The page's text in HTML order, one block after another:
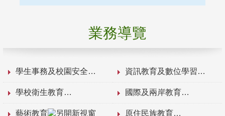
業務導覽
學生事務及校園安全 資訊教育及數位學習
學校衛生教育 國際及兩岸教育
藝術教育 原住民族教育